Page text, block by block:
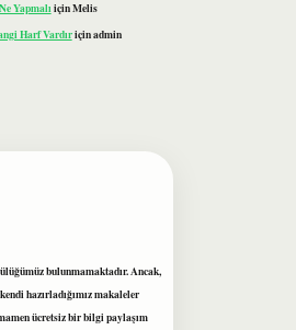
YapmalıiçinMelis
Harf Vardıriçinadmin
bulunmamaktadır. Ancak,
hazırladığımız makaleler
ücretsiz bir bilgi paylaşım